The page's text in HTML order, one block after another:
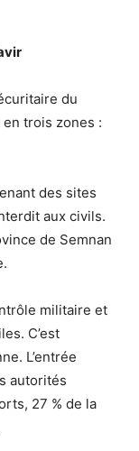
du
trois zones :
des sites
aux civils.
de Semnan
militaire et
C’est
L’entrée
autorités
27 % de la